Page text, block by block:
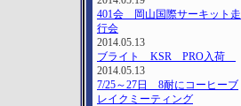
401会 岡山国際サーキット走
行会
2014.05.13
ブライト KSR PRO入荷
2014.05.13
7/25～27日 8耐にコーヒーブ
レイクミーティング